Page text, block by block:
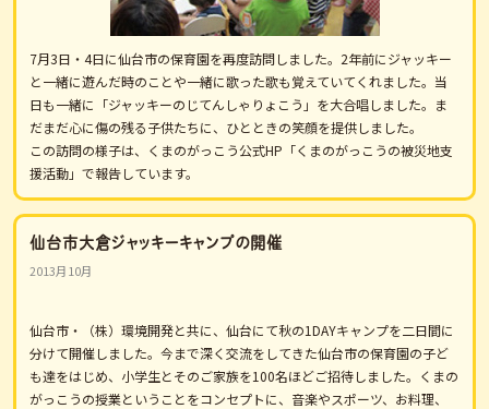
7月3日・4日に仙台市の保育園を再度訪問しました。2年前にジャッキー
と一緒に遊んだ時のことや一緒に歌った歌も覚えていてくれました。当
日も一緒に「ジャッキーのじてんしゃりょこう」を大合唱しました。ま
だまだ心に傷の残る子供たちに、ひとときの笑顔を提供しました。
この訪問の様子は、くまのがっこう公式HP「くまのがっこうの被災地支
援活動」で報告しています。
仙台市大倉ジャッキーキャンプの開催
2013月10月
仙台市・（株）環境開発と共に、仙台にて秋の1DAYキャンプを二日間に
分けて開催しました。今まで深く交流をしてきた仙台市の保育園の子ど
も達をはじめ、小学生とそのご家族を100名ほどご招待しました。くまの
がっこうの授業ということをコンセプトに、音楽やスポーツ、お料理、